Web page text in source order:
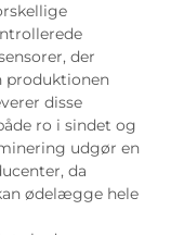
der
produktionen
disse
ro i sindet og
udgør en
da
ødelægge hele